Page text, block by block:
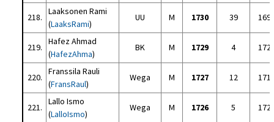
218.
Laaksonen Rami
(LaaksRami)
UU M 1730 39
219.
Hafez Ahmad
(HafezAhma)
BK M 1729 4
220.
Franssila Rauli
(FransRaul)
Wega M 1727 12
221.
Lallo Ismo
(LalloIsmo)
Wega M 1726 5